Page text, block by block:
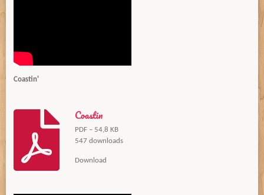
Coastin'
Coastin
PDF – 54,8 KB
547 downloads
Download